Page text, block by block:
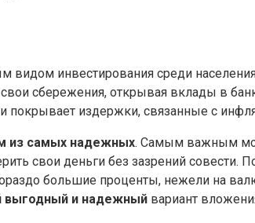
видом инвестирования среди
сбережения, открывая вклады в
покрывает издержки, связанные с
из самых надежных. Самым важным
свои деньги без зазрений совести.
большие проценты, нежели на
выгодный и надежный вариант